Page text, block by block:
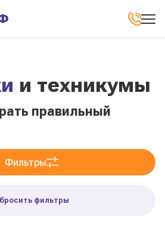
и техникумы
правильный
Фильтры
фильтры